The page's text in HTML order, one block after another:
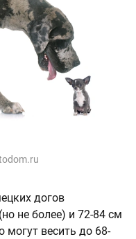
догов
не более) и 72-84 см
весить до 68-